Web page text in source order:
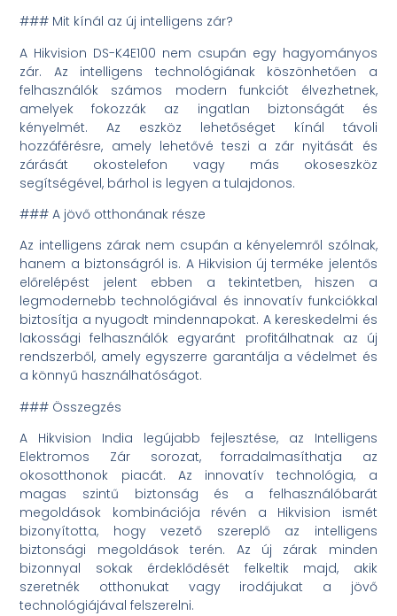
### Mit kínál az új intelligens zár?
A Hikvision DS-K4E100 nem csupán egy hagyományos
zár. Az intelligens technológiának köszönhetően a
felhasználók számos modern funkciót élvezhetnek,
amelyek fokozzák az ingatlan biztonságát és
kényelmét. Az eszköz lehetőséget kínál távoli
hozzáférésre, amely lehetővé teszi a zár nyitását és
zárását okostelefon vagy más okoseszköz
segítségével, bárhol is legyen a tulajdonos.
### A jövő otthonának része
Az intelligens zárak nem csupán a kényelemről szólnak,
hanem a biztonságról is. A Hikvision új terméke jelentős
előrelépést jelent ebben a tekintetben, hiszen a
legmodernebb technológiával és innovatív funkciókkal
biztosítja a nyugodt mindennapokat. A kereskedelmi és
lakossági felhasználók egyaránt profitálhatnak az új
rendszerből, amely egyszerre garantálja a védelmet és
a könnyű használhatóságot.
### Összegzés
A Hikvision India legújabb fejlesztése, az Intelligens
Elektromos Zár sorozat, forradalmasíthatja az
okosotthonok piacát. Az innovatív technológia, a
magas szintű biztonság és a felhasználóbarát
megoldások kombinációja révén a Hikvision ismét
bizonyította, hogy vezető szereplő az intelligens
biztonsági megoldások terén. Az új zárak minden
bizonnyal sokak érdeklődését felkeltik majd, akik
szeretnék otthonukat vagy irodájukat a jövő
technológiájával felszerelni.